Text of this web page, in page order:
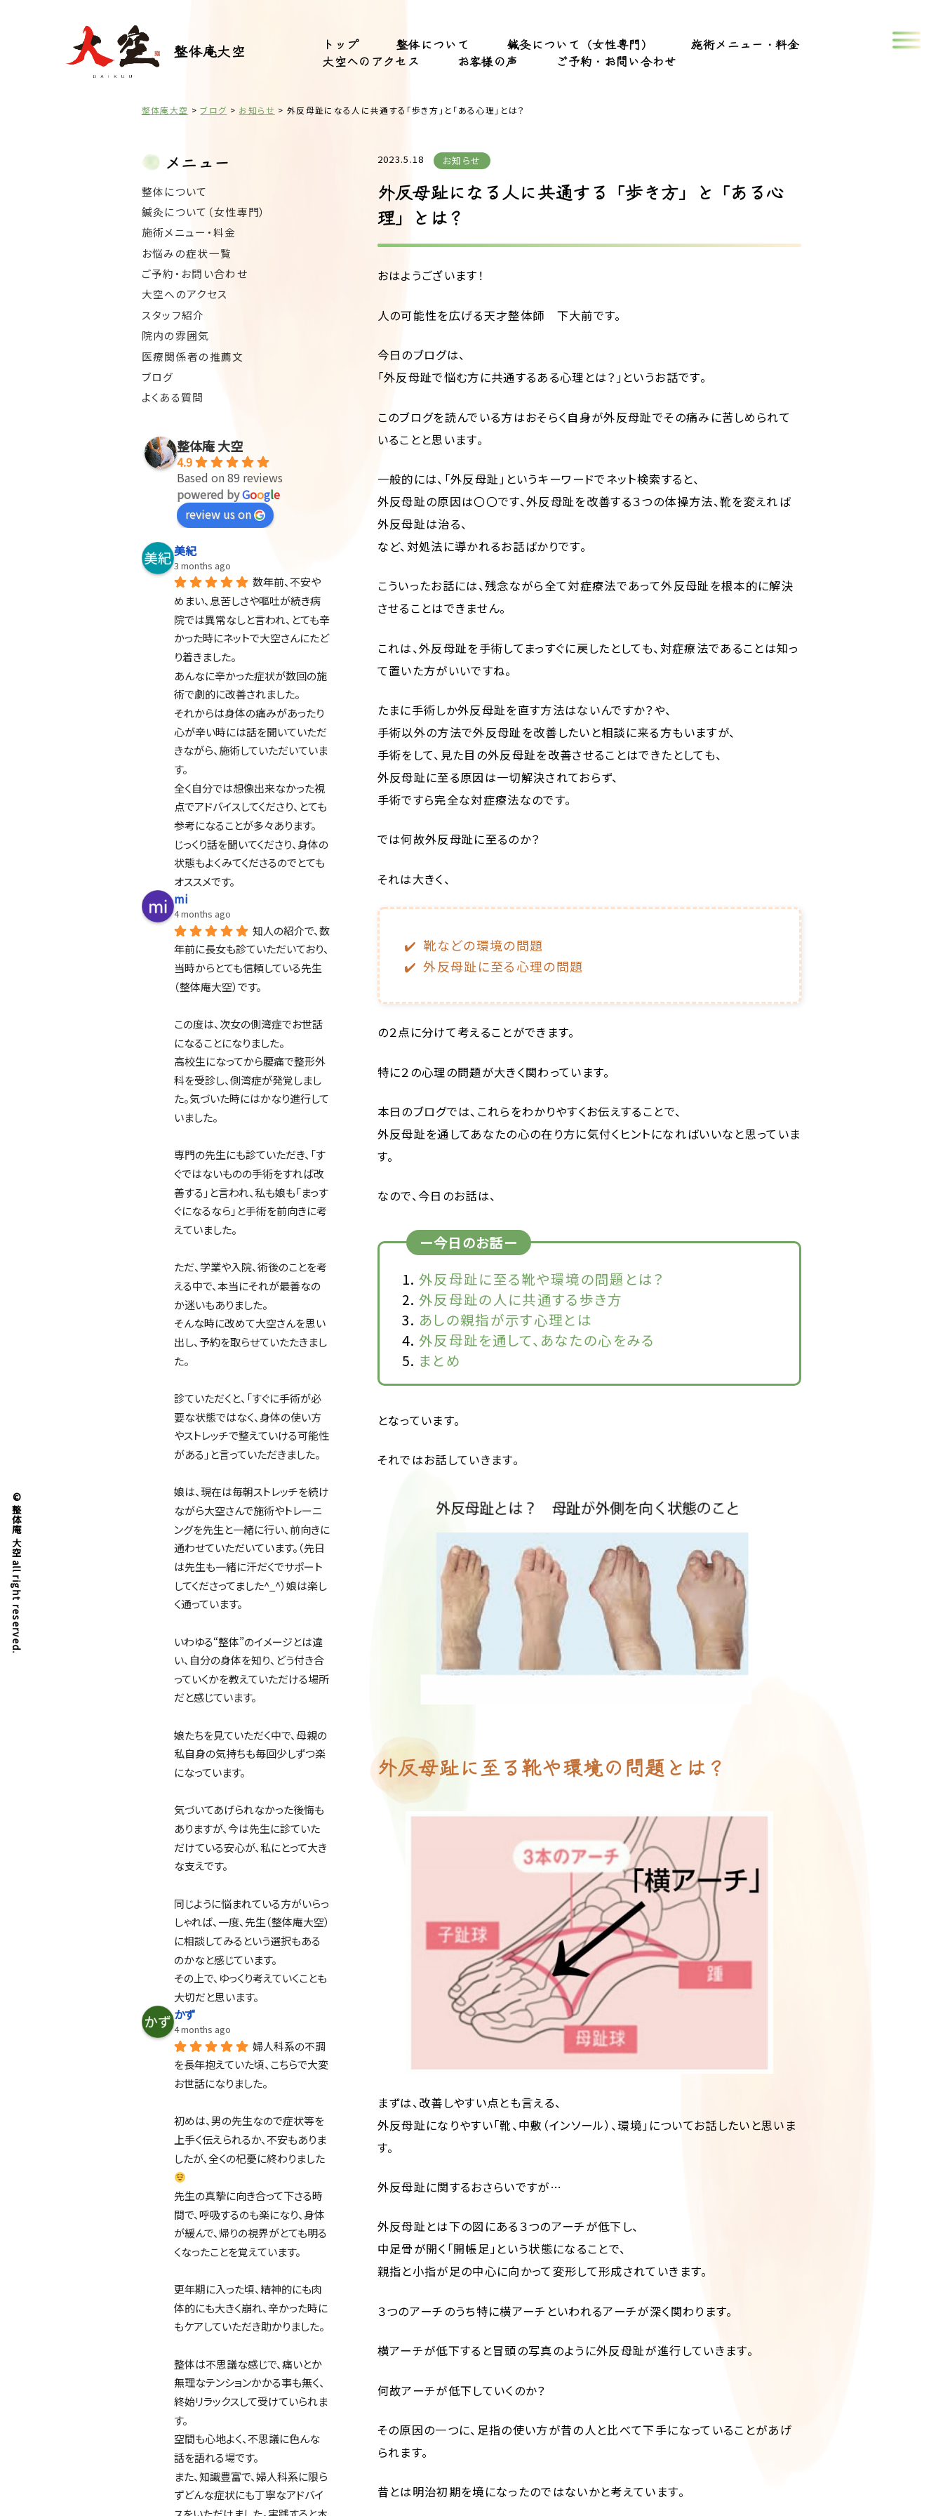
整体庵大空 トップ 整体について 鍼灸について（女性専門）
施術メニュー・料金
大空へのアクセス
お客様の声 ご予約・お問い合わせ
整体庵大空 >ブログ > お知らせ > 外反母趾になる人に共通する「歩き方」と「ある心理」とは？
2023.5.18 お知らせ
外反母趾になる人に共通する「歩き方」と「ある心
理」とは？
おはようございます！
人の可能性を広げる天才整体師 下大前です。
今日のブログは、
「外反母趾で悩む方に共通するある心理とは？」というお話です。
このブログを読んでいる方はおそらく自身が外反母趾でその痛みに苦しめられて
いることと思います。
一般的には、「外反母趾」というキーワードでネット検索すると、
外反母趾の原因は〇〇です、外反母趾を改善する３つの体操方法、靴を変えれば
外反母趾は治る、
など、対処法に導かれるお話ばかりです。
こういったお話には、残念ながら全て対症療法であって外反母趾を根本的に解決
させることはできません。
これは、外反母趾を手術してまっすぐに戻したとしても、対症療法であることは知っ
て置いた方がいいですね。
たまに手術しか外反母趾を直す方法はないんですか？や、
手術以外の方法で外反母趾を改善したいと相談に来る方もいますが、
手術をして、見た目の外反母趾を改善させることはできたとしても、
外反母趾に至る原因は一切解決されておらず、
手術ですら完全な対症療法なのです。
では何故外反母趾に至るのか？
それは大きく、
靴などの環境の問題
外反母趾に至る心理の問題
の２点に分けて考えることができます。
特に２の心理の問題が大きく関わっています。
本日のブログでは、これらをわかりやすくお伝えすることで、
外反母趾を通してあなたの心の在り方に気付くヒントになればいいなと思っていま
す。
なので、今日のお話は、
ー今日のお話ー
外反母趾に至る靴や環境の問題とは？
外反母趾の人に共通する歩き方
あしの親指が示す心理とは
外反母趾を通して、あなたの心をみる
まとめ
となっています。
それではお話していきます。
外反母趾に至る靴や環境の問題とは？
まずは、改善しやすい点とも言える、
外反母趾になりやすい「靴、中敷（インソール）、環境」についてお話したいと思いま
す。
外反母趾に関するおさらいですが…
外反母趾とは下の図にある３つのアーチが低下し、
中足骨が開く「開帳足」という状態になることで、
親指と小指が足の中心に向かって変形して形成されていきます。
３つのアーチのうち特に横アーチといわれるアーチが深く関わります。
横アーチが低下すると冒頭の写真のように外反母趾が進行していきます。
何故アーチが低下していくのか？
その原因の一つに、足指の使い方が昔の人と比べて下手になっていることがあげ
られます。
昔とは明治初期を境になったのではないかと考えています。
メニュー
整体について
鍼灸について（女性専門）
施術メニュー・料金
お悩みの症状一覧
ご予約・お問い合わせ
大空へのアクセス
スタッフ紹介
院内の雰囲気
医療関係者の推薦文
ブログ
よくある質問
整体庵 大空
4.9
Based on 89 reviews
powered byGoogle
review us on
美紀
3 months ago
数年前、不安や
めまい、息苦しさや嘔吐が続き病
院では異常なしと言われ、とても辛
かった時にネットで大空さんにたど
り着きました。
あんなに辛かった症状が数回の施
術で劇的に改善されました。
それからは身体の痛みがあったり
心が辛い時には話を聞いていただ
きながら、施術していただいていま
す。
全く自分では想像出来なかった視
点でアドバイスしてくださり、とても
参考になることが多々あります。
じっくり話を聞いてくださり、身体の
状態もよくみてくださるのでとても
オススメです。
mi
4 months ago
知人の紹介で、数
年前に長女も診ていただいており、
当時からとても信頼している先生
（整体庵大空）です。
この度は、次女の側湾症でお世話
になることになりました。
高校生になってから腰痛で整形外
科を受診し、側湾症が発覚しまし
た。気づいた時にはかなり進行して
いました。
専門の先生にも診ていただき、「す
ぐではないものの手術をすれば改
善する」と言われ、私も娘も「まっす
ぐになるなら」と手術を前向きに考
えていました。
ただ、学業や入院、術後のことを考
える中で、本当にそれが最善なの
か迷いもありました。
そんな時に改めて大空さんを思い
出し、予約を取らせていたたきまし
た。
診ていただくと、「すぐに手術が必
要な状態ではなく、身体の使い方
やストレッチで整えていける可能性
がある」と言っていただきました。
娘は、現在は毎朝ストレッチを続け
ながら大空さんで施術やトレーニ
ングを先生と一緒に行い、前向きに
通わせていただいています。（先日
は先生も一緒に汗だくでサポート
してくださってました^_^）娘は楽し
く通っています。
いわゆる“整体”のイメージとは違
い、自分の身体を知り、どう付き合
っていくかを教えていただける場所
だと感じています。
娘たちを見ていただく中で、母親の
私自身の気持ちも毎回少しずつ楽
になっています。
気づいてあげられなかった後悔も
ありますが、今は先生に診ていた
だけている安心が、私にとって大き
な支えです。
同じように悩まれている方がいらっ
しゃれば、一度、先生（整体庵大空）
に相談してみるという選択もある
のかなと感じています。
その上で、ゆっくり考えていくことも
大切だと思います。
かず
4 months ago
婦人科系の不調
を長年抱えていた頃、こちらで大変
お世話になりました。
初めは、男の先生なので症状等を
上手く伝えられるか、不安もありま
したが、全くの杞憂に終わりました
先生の真摯に向き合って下さる時
間で、呼吸するのも楽になり、身体
が緩んで、帰りの視界がとても明る
くなったことを覚えています。
更年期に入った頃、精神的にも肉
体的にも大きく崩れ、辛かった時に
もケアしていただき助かりました。
整体は不思議な感じで、痛いとか
無理なテンションかかる事も無く、
終始リラックスして受けていられま
す。
空間も心地よく、不思議に色んな
話を語れる場です。
また、知識豊富で、婦人科系に限ら
ずどんな症状にも丁寧なアドバイ
© 整体庵 大空 all right reserved.